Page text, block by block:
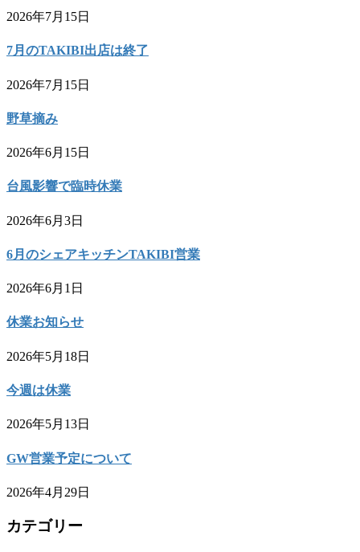
2026年7月15日
7月のTAKIBI出店は終了
2026年7月15日
野草摘み
2026年6月15日
台風影響で臨時休業
2026年6月3日
6月のシェアキッチンTAKIBI営業
2026年6月1日
休業お知らせ
2026年5月18日
今週は休業
2026年5月13日
GW営業予定について
2026年4月29日
カテゴリー